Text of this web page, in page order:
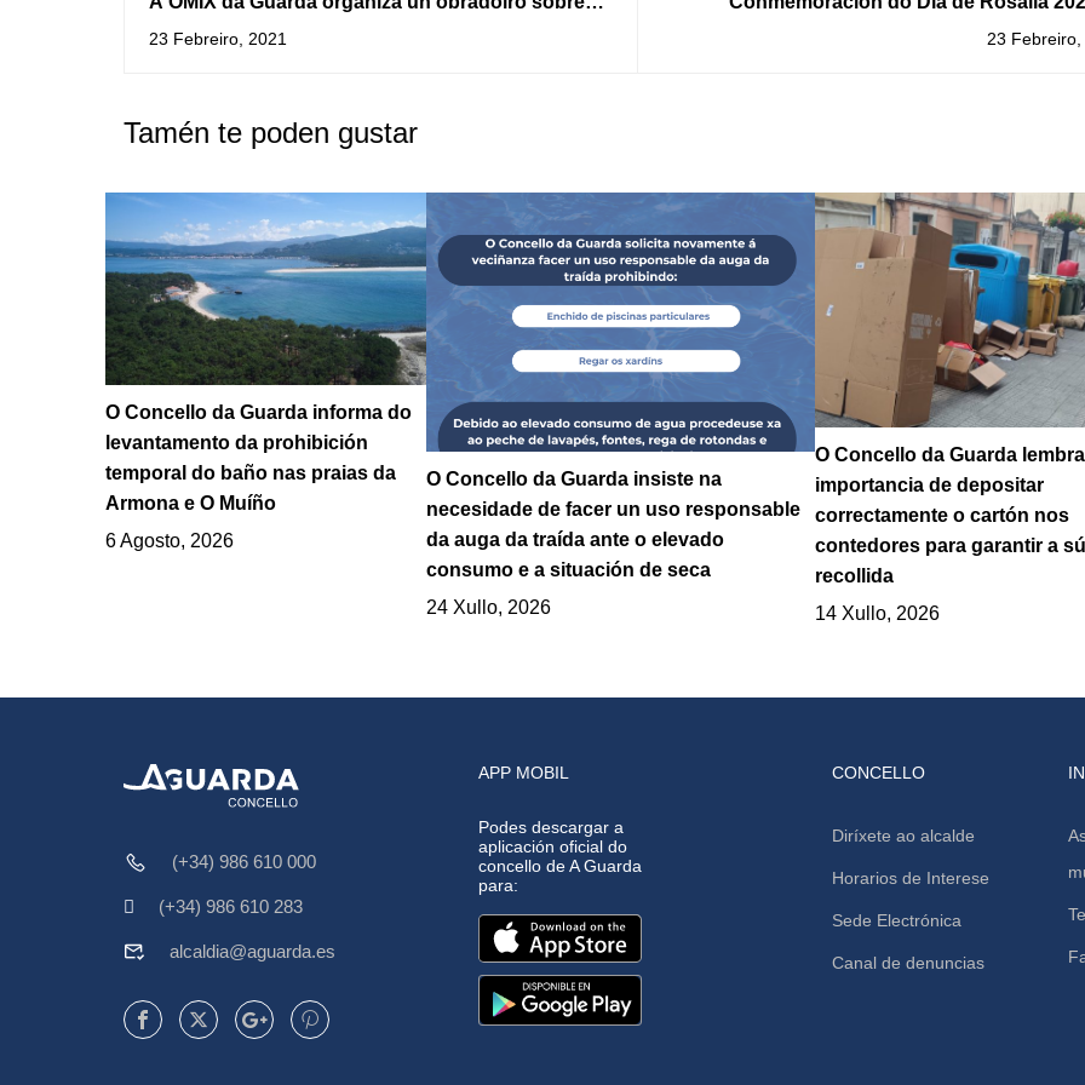
consumo consciente e alimentación saudable
23 Febreiro, 2021 23 Febreiro,
Tamén te poden gustar
O Concello da Guarda informa do
levantamento da prohibición
temporal do baño nas praias da
Armona e O Muíño
6 Agosto, 2026
O Concello da Guarda insiste na
necesidade de facer un uso responsable
da auga da traída ante o elevado
consumo e a situación de seca
24 Xullo, 2026
O Concello da Guarda
importancia de depositar
correctamente o cartón nos
contedores para garantir a
recollida
14 Xullo, 2026
(+34) 986 610 000
(+34) 986 610 283
alcaldia@aguarda.es
APP MOBIL
Podes descargar a
aplicación oficial do
concello de A Guarda
para:
CONCELLO
Diríxete ao alcalde
Horarios de Interese
Sede Electrónica
Canal de denuncias